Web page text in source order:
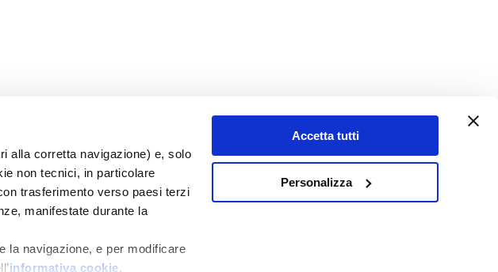
alla corretta navigazione) e, solo
non tecnici, in particolare
trasferimento verso paesi terzi
manifestate durante la
la navigazione, e per modificare
informativa cookie.
Accetta tutti
Personalizza